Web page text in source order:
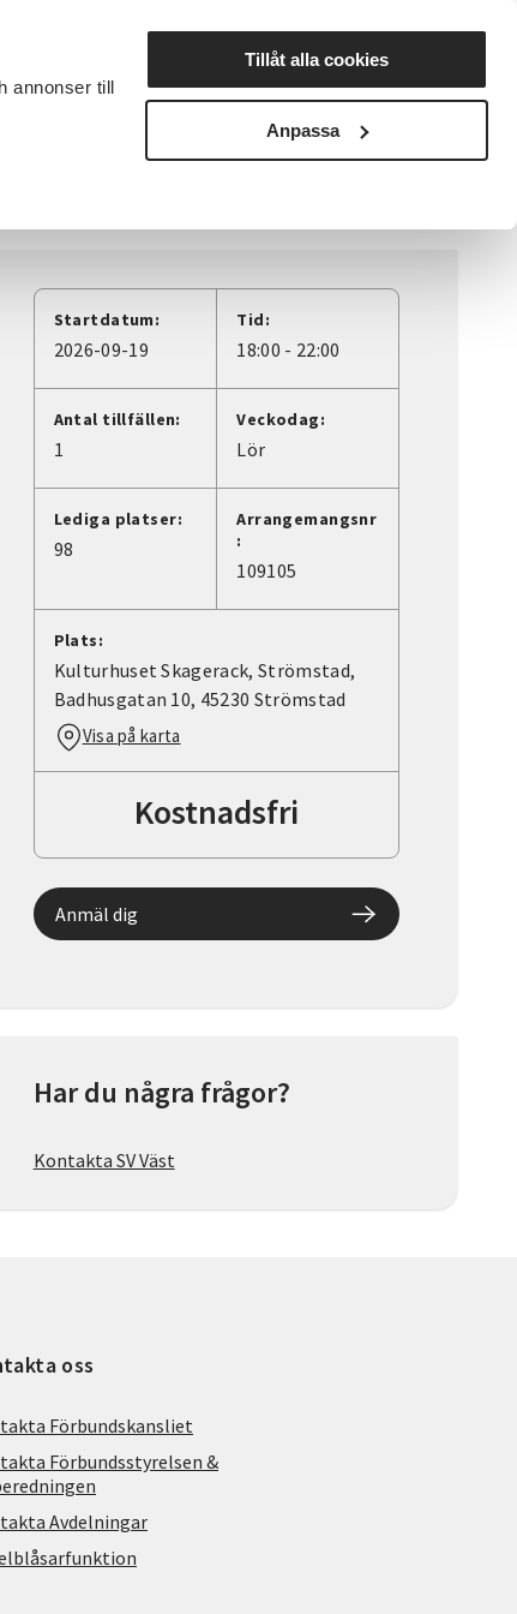
annonser till
Tillåt alla cookies
Anpassa
Nyheter Avdelningar
Startdatum:
2026-09-19
Tid:
18:00 - 22:00
Antal tillfällen:
1
Veckodag:
Lör
Lediga platser:
98
Arrangemangsnr
:
109105
Plats:
Kulturhuset Skagerack, Strömstad,
Badhusgatan 10, 45230 Strömstad
Visa på karta
Kostnadsfri
Anmäl dig
Har du några frågor?
Kontakta SV Väst
oss
Förbundskansliet
Förbundsstyrelsen &
Avdelningar